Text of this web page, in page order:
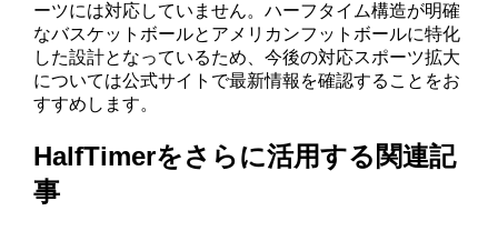
ーツには対応していません。ハーフタイム構造が明確
なバスケットボールとアメリカンフットボールに特化
した設計となっているため、今後の対応スポーツ拡大
については公式サイトで最新情報を確認することをお
すすめします。
HalfTimerをさらに活用する関連記
事